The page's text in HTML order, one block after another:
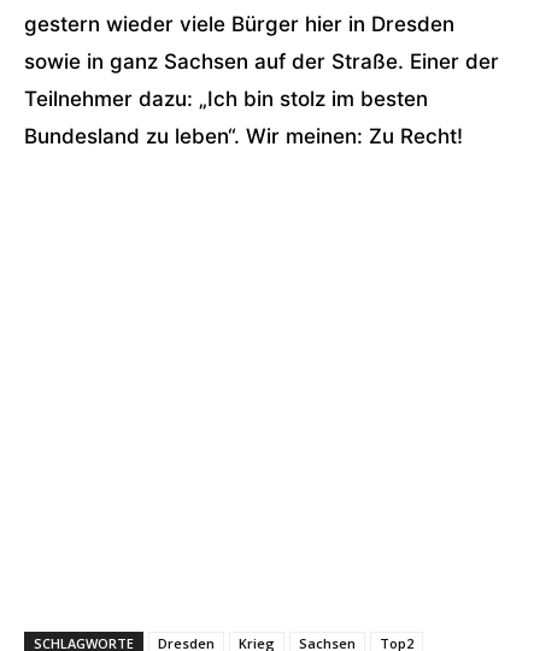
gestern wieder viele Bürger hier in Dresden
sowie in ganz Sachsen auf der Straße. Einer der
Teilnehmer dazu: „Ich bin stolz im besten
Bundesland zu leben“. Wir meinen: Zu Recht!
SCHLAGWORTE Dresden Krieg Sachsen Top2